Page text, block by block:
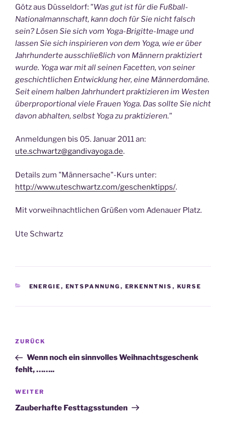
Götz aus Düsseldorf: "Was gut ist für die Fußball-
Nationalmannschaft, kann doch für Sie nicht falsch
sein? Lösen Sie sich vom Yoga-Brigitte-Image und
lassen Sie sich inspirieren von dem Yoga, wie er über
Jahrhunderte ausschließlich von Männern praktiziert
wurde. Yoga war mit all seinen Facetten, von seiner
geschichtlichen Entwicklung her, eine Männerdomäne.
Seit einem halben Jahrhundert praktizieren im Westen
überproportional viele Frauen Yoga. Das sollte Sie nicht
davon abhalten, selbst Yoga zu praktizieren."
Anmeldungen bis 05. Januar 2011 an:
ute.schwartz@gandivayoga.de.
Details zum "Männersache"-Kurs unter:
http://www.uteschwartz.com/geschenktipps/.
Mit vorweihnachtlichen Grüßen vom Adenauer Platz.
Ute Schwartz
KATEGORIEN
ENERGIE , ENTSPANNUNG , ERKENNTNIS , KURSE
Beitragsnavigation
Vorheriger
Beitrag
ZURÜCK
Wenn noch ein sinnvolles Weihnachtsgeschenk
fehlt, ……..
Nächster
Beitrag
WEITER
Zauberhafte Festtagsstunden